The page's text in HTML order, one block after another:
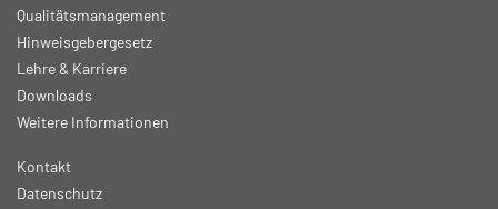
Qualitätsmanagement
Hinweisgebergesetz
Lehre & Karriere
Downloads
Weitere Informationen
Kontakt
Datenschutz